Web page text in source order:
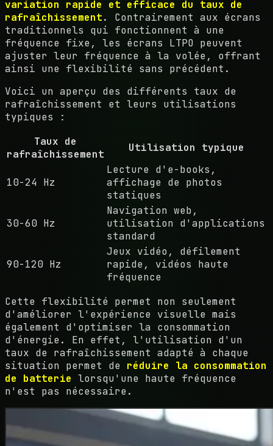
variation rapide et efficace du taux de
rafraîchissement. Contrairement aux écrans
traditionnels qui fonctionnent à une
fréquence fixe, les écrans LTPO peuvent
ajuster leur fréquence à la volée, offrant
ainsi une flexibilité sans précédent.
Voici un aperçu des différents taux de
rafraîchissement et leurs utilisations
typiques :
Taux de
rafraîchissement
Utilisation typique
10-24 Hz
Lecture d'e-books,
affichage de photos
statiques
30-60 Hz
Navigation web,
utilisation d'applications
standard
90-120 Hz
Jeux vidéo, défilement
rapide, vidéos haute
fréquence
Cette flexibilité permet non seulement
d'améliorer l'expérience visuelle mais
également d'optimiser la consommation
d'énergie. En effet, l'utilisation d'un
taux de rafraîchissement adapté à chaque
situation permet de réduire la consommation
de batterie lorsqu'une haute fréquence
n'est pas nécessaire.